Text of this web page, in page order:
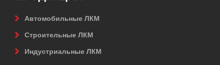
Автомобильные ЛКМ
Строительные ЛКМ
Индустриальные ЛКМ